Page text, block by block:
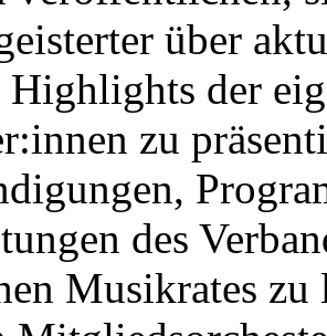
über
Highlights der
zu
des
Musikrates zu